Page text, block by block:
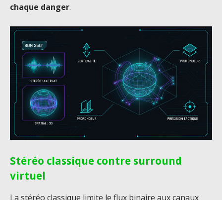
chaque danger.
Stéréo classique contre surround
virtuel
La stéréo classique limite le flux binaire aux canaux